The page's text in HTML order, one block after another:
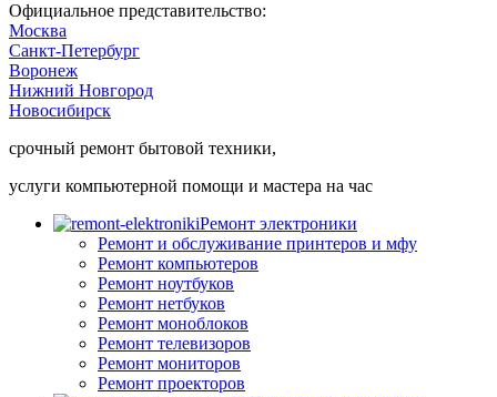
Официальное представительство:
Москва
Санкт-Петербург
Воронеж
Нижний Новгород
Новосибирск
срочный ремонт бытовой техники,
услуги компьютерной помощи и мастера на час
Ремонт электроники
Ремонт и обслуживание принтеров и мфу
Ремонт компьютеров
Ремонт ноутбуков
Ремонт нетбуков
Ремонт моноблоков
Ремонт телевизоров
Ремонт мониторов
Ремонт проекторов